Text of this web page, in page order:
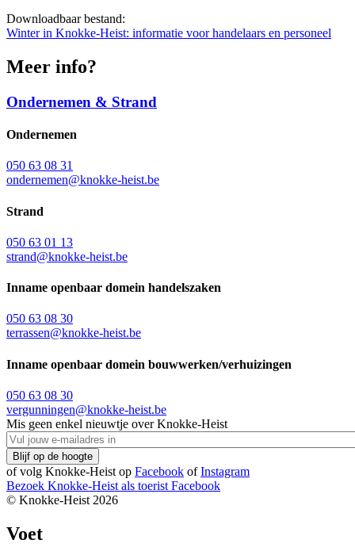
Downloadbaar bestand:
Winter in Knokke-Heist: informatie voor handelaars en personeel
Meer info?
Ondernemen & Strand
Ondernemen
050 63 08 31
ondernemen@knokke-heist.be
Strand
050 63 01 13
strand@knokke-heist.be
Inname openbaar domein handelszaken
050 63 08 30
terrassen@knokke-heist.be
Inname openbaar domein bouwwerken/verhuizingen
050 63 08 30
vergunningen@knokke-heist.be
Mis geen enkel nieuwtje over Knokke-Heist
of volg Knokke-Heist op Facebook ofInstagram
Bezoek Knokke-Heist als toerist Facebook
© Knokke-Heist 2026
Voet